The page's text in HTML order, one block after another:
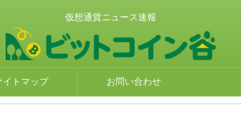
仮想通貨ニュース速報
イトマップ お問い合わせ